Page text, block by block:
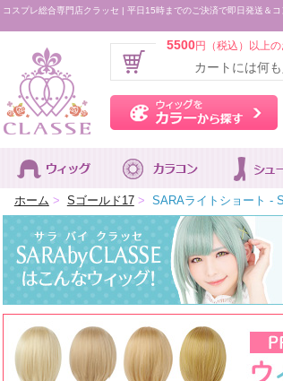
コスプレ総合専門店クラッセ | 平日15時までのご決済で即日発送＆
5500円（税込）以上
カートには何
ホーム > Sゴールド17 > SARAライトショート -